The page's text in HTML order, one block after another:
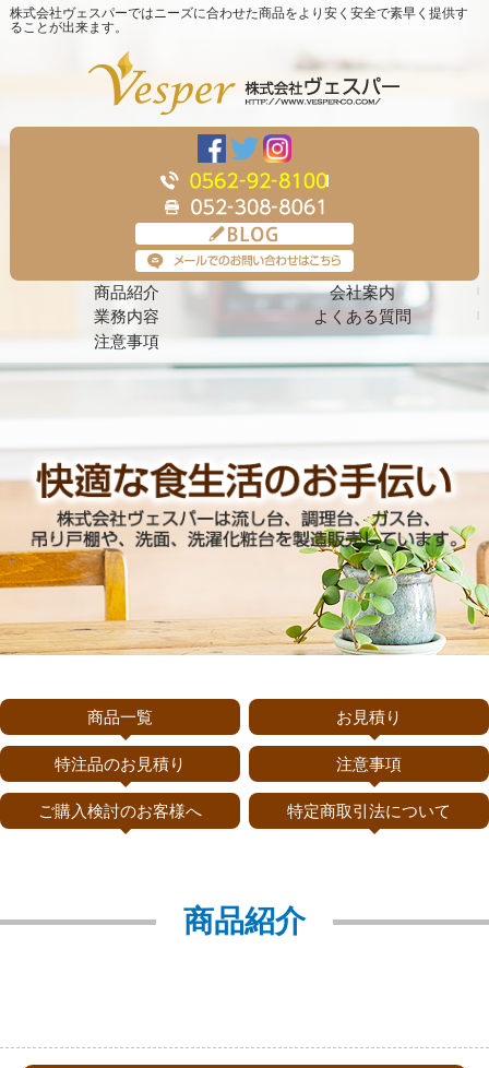
株式会社ヴェスパーではニーズに合わせた商品をより安く安全で素早く提供す
ることが出来ます。
商品紹介
会社案内
業務内容
よくある質問
注意事項
商品一覧 お見積り
特注品のお見積り 注意事項
ご購入検討のお客様へ 特定商取引法について
商品紹介